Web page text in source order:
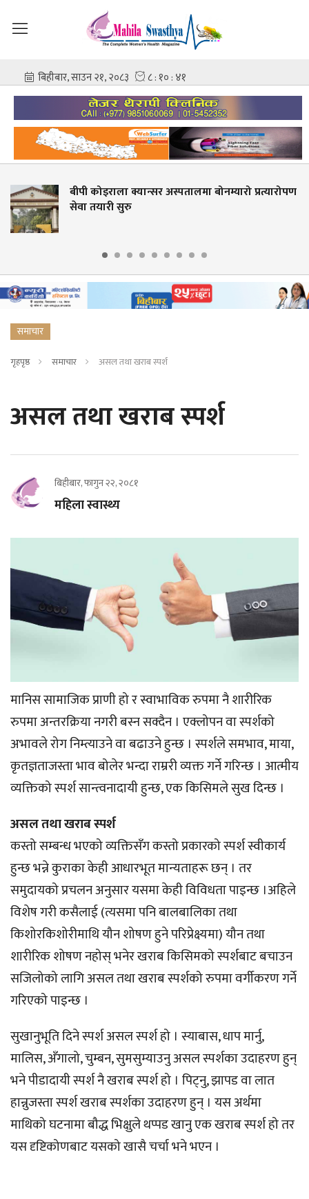
कोइराला क्यान्सर अस्पतालमा बोनम्यारो प्रत्यारोपण
तयारी सुरु
समाचार
गृहपृष्ठ समाचार असल तथा खराब स्पर्श
असल तथा खराब स्पर्श
बिहीबार, फागुन २२, २०८१
महिला स्वास्थ्य
मानिस सामाजिक प्राणी हो र स्वाभाविक रुपमा नै शारीरिक
रुपमा अन्तरक्रिया नगरी बस्न सक्दैन । एक्लोपन वा स्पर्शको
अभावले रोग निम्त्याउने वा बढाउने हुन्छ । स्पर्शले समभाव, माया,
कृतज्ञताजस्ता भाव बोलेर भन्दा राम्ररी व्यक्त गर्ने गरिन्छ । आत्मीय
व्यक्तिको स्पर्श सान्त्वनादायी हुन्छ, एक किसिमले सुख दिन्छ ।
असल तथा खराब स्पर्श
कस्तो सम्बन्ध भएको व्यक्तिसँग कस्तो प्रकारको स्पर्श स्वीकार्य
हुन्छ भन्ने कुराका केही आधारभूत मान्यताहरू छन् । तर
समुदायको प्रचलन अनुसार यसमा केही विविधता पाइन्छ ।अहिले
विशेष गरी कसैलाई (त्यसमा पनि बालबालिका तथा
किशोरकिशोरीमाथि यौन शोषण हुने परिप्रेक्ष्यमा) यौन तथा
शारीरिक शोषण नहोस् भनेर खराब किसिमको स्पर्शबाट बचाउन
सजिलोको लागि असल तथा खराब स्पर्शको रुपमा वर्गीकरण गर्ने
गरिएको पाइन्छ ।
सुखानुभूति दिने स्पर्श असल स्पर्श हो । स्याबास, धाप मार्नु,
मालिस, अँगालो, चुम्बन, सुमसुम्याउनु असल स्पर्शका उदाहरण हुन्
भने पीडादायी स्पर्श नै खराब स्पर्श हो । पिट्नु, झापड वा लात
हान्नुजस्ता स्पर्श खराब स्पर्शका उदाहरण हुन् । यस अर्थमा
माथिको घटनामा बौद्ध भिक्षुले थप्पड खानु एक खराब स्पर्श हो तर
यस दृष्टिकोणबाट यसको खासै चर्चा भने भएन ।